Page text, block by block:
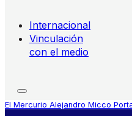
Internacional
Vinculación
con el medio
El Mercurio Alejandro Micco